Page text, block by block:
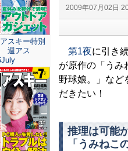
2009年07月02日
第1夜に引き
が原作の「うみ
野球娘。」な
だきたい！
推理は可能
「うみねこ
スキー特別
週アス